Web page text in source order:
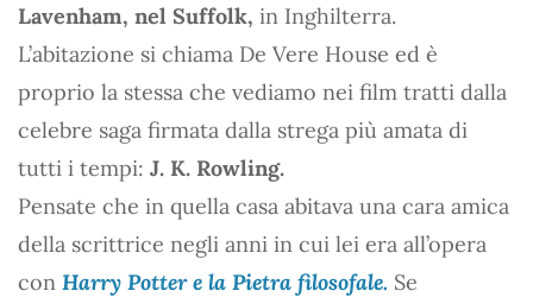
Lavenham, nel Suffolk, in Inghilterra.
L’abitazione si chiama De Vere House ed è
proprio la stessa che vediamo nei film tratti dalla
celebre saga firmata dalla strega più amata di
tutti i tempi: J. K. Rowling.
Pensate che in quella casa abitava una cara amica
della scrittrice negli anni in cui lei era all’opera
con Harry Potter e la Pietra filosofale. Se